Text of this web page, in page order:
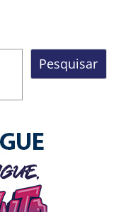
Pesquisar